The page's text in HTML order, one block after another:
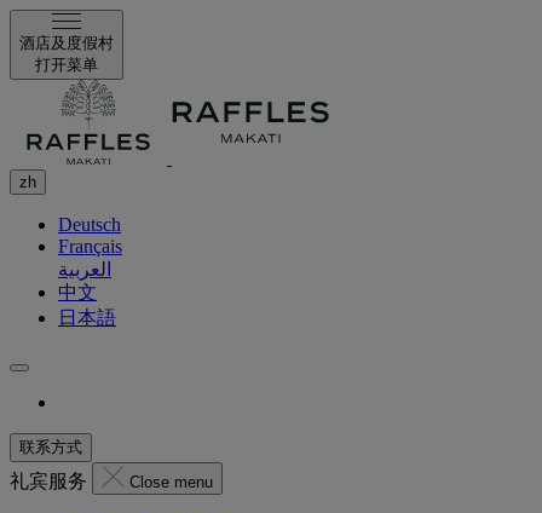
酒店及度假村
打开菜单
zh
Deutsch
Français
العربية
中文
日本語
联系方式
礼宾服务 Close menu